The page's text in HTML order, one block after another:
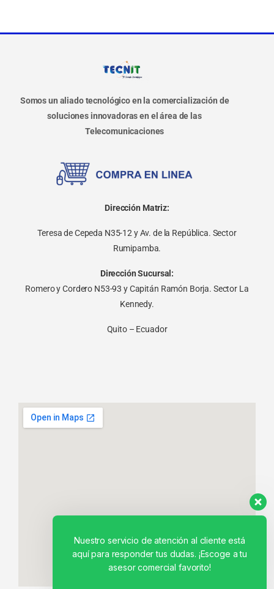
Somos un aliado tecnológico en la comercialización de
soluciones innovadoras en el área de las
Telecomunicaciones
Dirección Matriz:
Teresa de Cepeda N35-12 y Av. de la República. Sector
Rumipamba.
Dirección Sucursal:
Romero y Cordero N53-93 y Capitán Ramón Borja. Sector La
Kennedy.
Quito – Ecuador
Nuestro servicio de atención al cliente está
aquí para responder tus dudas. ¡Escoge a tu
asesor comercial favorito!